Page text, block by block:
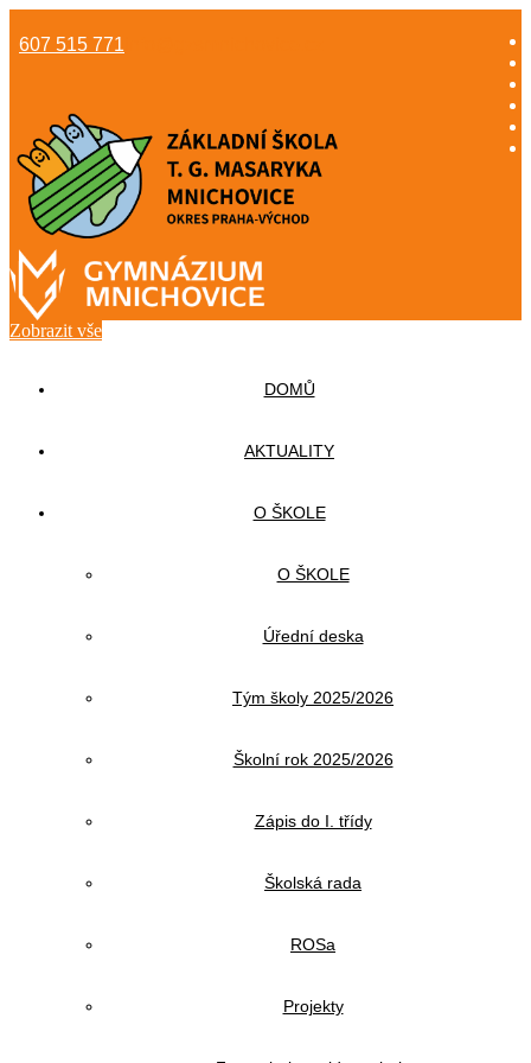
607 515 771
Zobrazit vše
DOMŮ
AKTUALITY
O ŠKOLE
O ŠKOLE
Úřední deska
Tým školy 2025/2026
Školní rok 2025/2026
Zápis do I. třídy
Školská rada
ROSa
Projekty